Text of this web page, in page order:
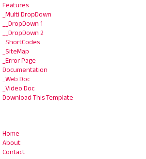
Features
_Multi DropDown
__DropDown 1
__DropDown 2
_ShortCodes
_SiteMap
_Error Page
Documentation
_Web Doc
_Video Doc
Download This Template
Home
About
Contact